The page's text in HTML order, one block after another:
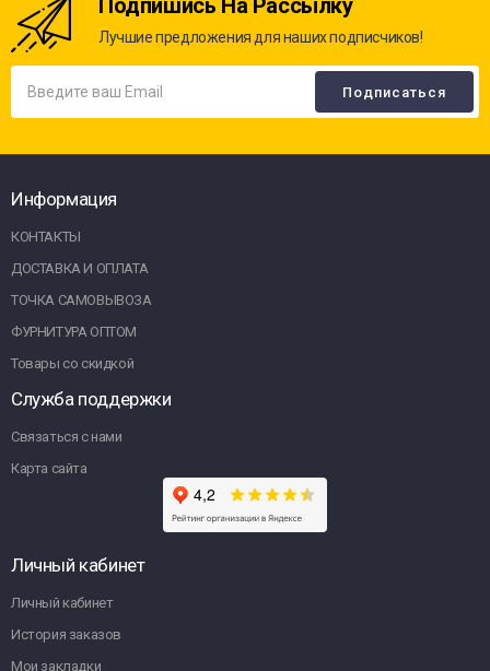
Подпишись На Рассылку
Лучшие предложения для наших подписчиков!
Информация
КОНТАКТЫ
ДОСТАВКА И ОПЛАТА
ТОЧКА САМОВЫВОЗА
ФУРНИТУРА ОПТОМ
Товары со скидкой
Служба поддержки
Связаться с нами
Карта сайта
Личный кабинет
Личный кабинет
История заказов
Мои закладки